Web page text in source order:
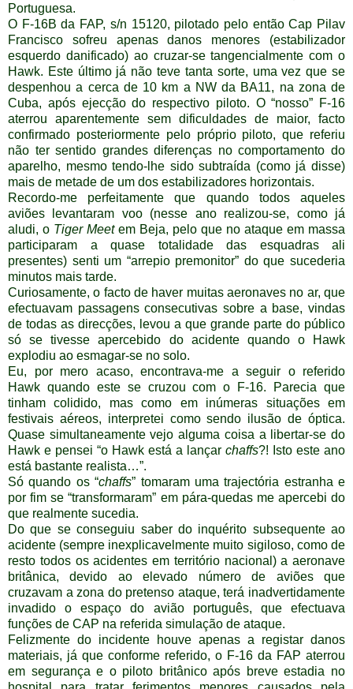
Portuguesa.
O F-16B da FAP, s/n 15120, pilotado pelo então Cap Pilav
Francisco sofreu apenas danos menores (estabilizador
esquerdo danificado) ao cruzar-se tangencialmente com o
Hawk. Este último já não teve tanta sorte, uma vez que se
despenhou a cerca de 10 km a NW da BA11, na zona de
Cuba, após ejecção do respectivo piloto. O “nosso” F-16
aterrou aparentemente sem dificuldades de maior, facto
confirmado posteriormente pelo próprio piloto, que referiu
não ter sentido grandes diferenças no comportamento do
aparelho, mesmo tendo-lhe sido subtraída (como já disse)
mais de metade de um dos estabilizadores horizontais.
Recordo-me perfeitamente que quando todos aqueles
aviões levantaram voo (nesse ano realizou-se, como já
aludi, o Tiger Meetem Beja, pelo que no ataque em massa
participaram a quase totalidade das esquadras ali
presentes) senti um “arrepio premonitor” do que sucederia
minutos mais tarde.
Curiosamente, o facto de haver muitas aeronaves no ar, que
efectuavam passagens consecutivas sobre a base, vindas
de todas as direcções, levou a que grande parte do público
só se tivesse apercebido do acidente quando o Hawk
explodiu ao esmagar-se no solo.
Eu, por mero acaso, encontrava-me a seguir o referido
Hawk quando este se cruzou com o F-16. Parecia que
tinham colidido, mas como em inúmeras situações em
festivais aéreos, interpretei como sendo ilusão de óptica.
Quase simultaneamente vejo alguma coisa a libertar-se do
Hawk e pensei “o Hawk está a lançar chaffs?! Isto este ano
está bastante realista…”.
Só quando os “chaffs” tomaram uma trajectória estranha e
por fim se “transformaram” em pára-quedas me apercebi do
que realmente sucedia.
Do que se conseguiu saber do inquérito subsequente ao
acidente (sempre inexplicavelmente muito sigiloso, como de
resto todos os acidentes em território nacional) a aeronave
britânica, devido ao elevado número de aviões que
cruzavam a zona do pretenso ataque, terá inadvertidamente
invadido o espaço do avião português, que efectuava
funções de CAP na referida simulação de ataque.
Felizmente do incidente houve apenas a registar danos
materiais, já que conforme referido, o F-16 da FAP aterrou
em segurança e o piloto britânico após breve estadia no